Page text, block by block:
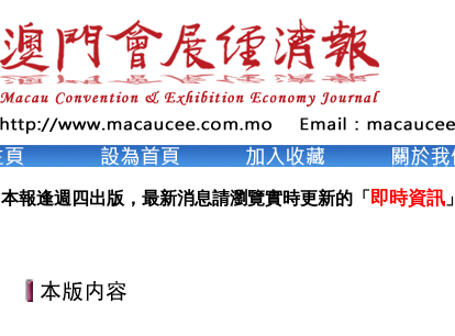
本報逢週四出版，最新消息請瀏覽實時更新的「 即時資訊」